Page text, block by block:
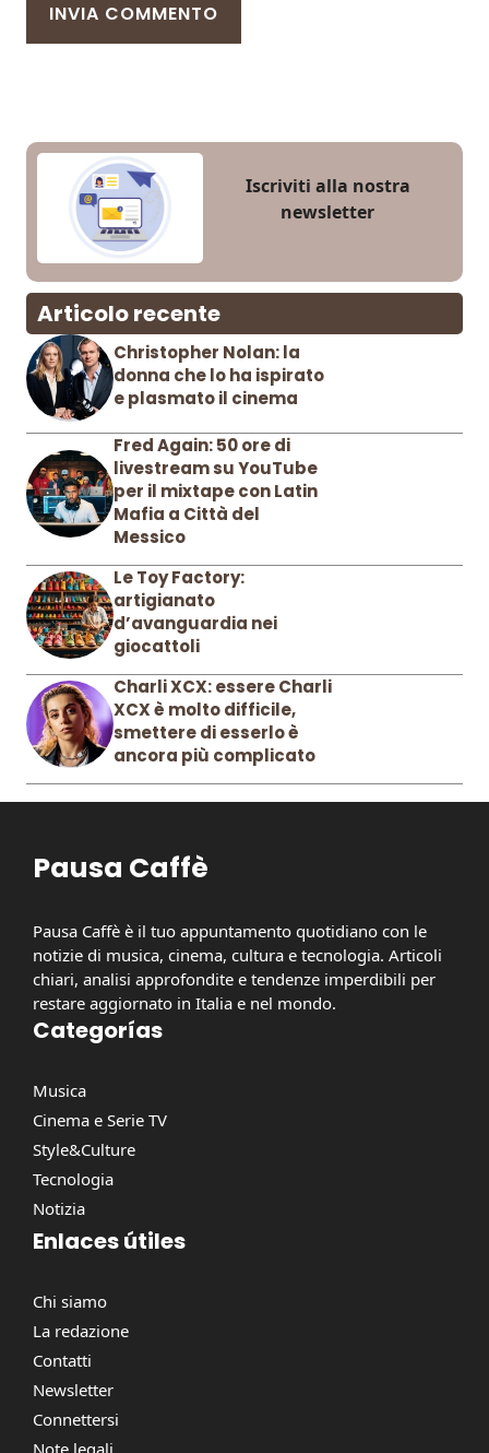
Iscriviti alla nostra
newsletter
Articolo recente
Christopher Nolan: la
donna che lo ha ispirato
e plasmato il cinema
Fred Again: 50 ore di
livestream su YouTube
per il mixtape con Latin
Mafia a Città del
Messico
Le Toy Factory:
artigianato
d’avanguardia nei
giocattoli
Charli XCX: essere Charli
XCX è molto difficile,
smettere di esserlo è
ancora più complicato
Pausa Caffè
Pausa Caffè è il tuo appuntamento quotidiano con le
notizie di musica, cinema, cultura e tecnologia. Articoli
chiari, analisi approfondite e tendenze imperdibili per
restare aggiornato in Italia e nel mondo.
Categorías
Musica
Cinema e Serie TV
Style&Culture
Tecnologia
Notizia
Enlaces útiles
Chi siamo
La redazione
Contatti
Newsletter
Connettersi